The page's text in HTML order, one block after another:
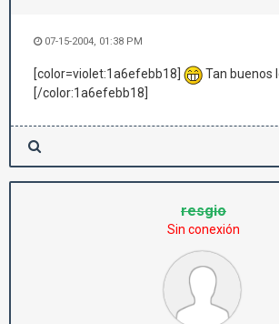
07-15-2004, 01:38 PM
[color=violet:1a6efebb18]
Tan buenos
[/color:1a6efebb18]
resgio
Sin conexión